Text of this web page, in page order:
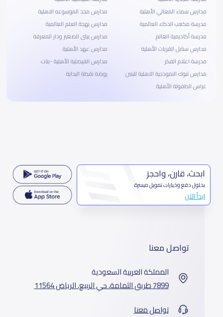
مدارس سماء المعالي الأهلية
مدرسة مكعب الذكاء العالمية
مدرسة أكاديمية العالم
مدارس سنابل القريات الأهلية
مدرسة اعلام الفكر
مدارس تبوك النموذجية الاهلية للبنين
غراس الطفولة الأهلية
مدارس مجد الموسوعه الاهلية
مدارس بهجة العلم العالمية
مدارس بيتى الصغير ودار المعرفة
مدارس عهد الأهلية
مدارس الفيصلية الأهلية -بنات
روضة نقطة البداية
ابحث، قارن، واحجز
بحلول دفع وخيارات تمويل ميسرة
ابدأ الآن
تواصل معنا
المملكة العربية السعودية
7899 طريق الثمامة، حي الربيع، الرياض 11564
تواصل معنا